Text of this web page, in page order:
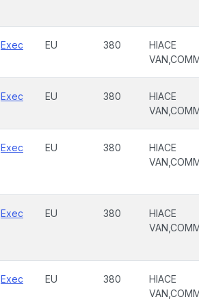
Exec EU 380
HIACE
Exec EU 380
HIACE
Exec EU 380
HIACE
Exec EU 380
HIACE
Exec EU 380
HIACE